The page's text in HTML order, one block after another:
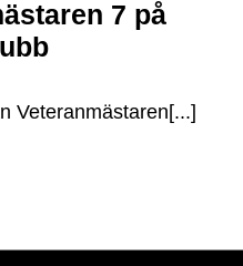
7 på
Veteranmästaren[...]